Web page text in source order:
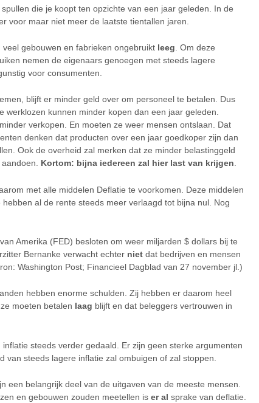
die je koopt ten opzichte van een jaar geleden. In de
voor maar niet meer de laatste tientallen jaren.
gebouwen en fabrieken ongebruikt leeg . Om deze
nemen de eigenaars genoegen met steeds lagere
voor consumenten.
blijft er minder geld over om personeel te betalen. Dus
werklozen kunnen minder kopen dan een jaar geleden.
verkopen. En moeten ze weer mensen ontslaan. Dat
denken dat producten over een jaar goedkoper zijn dan
Ook de overheid zal merken dat ze minder belastinggeld
Kortom: bijna iedereen zal hier last van krijgen.
met alle middelen Deflatie te voorkomen. Deze middelen
al de rente steeds meer verlaagd tot bijna nul. Nog
Amerika (FED) besloten om weer miljarden $ dollars bij te
Bernanke verwacht echter niet dat bedrijven en mensen
Washington Post; Financieel Dagblad van 27 november jl.)
hebben enorme schulden. Zij hebben er daarom heel
moeten betalen laag blijft en dat beleggers vertrouwen in
steeds verder gedaald. Er zijn geen sterke argumenten
van steeds lagere inflatie zal ombuigen of zal stoppen.
een belangrijk deel van de uitgaven van de meeste mensen.
en gebouwen zouden meetellen is er al sprake van deflatie.